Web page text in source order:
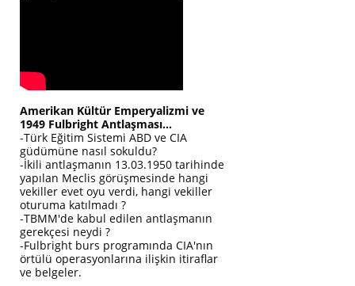
Amerikan Kültür Emperyalizmi ve
1949 Fulbright Antlaşması...
-Türk Eğitim Sistemi ABD ve CIA
güdümüne nasıl sokuldu?
-İkili antlaşmanın 13.03.1950 tarihinde
yapılan Meclis görüşmesinde hangi
vekiller evet oyu verdi, hangi vekiller
oturuma katılmadı ?
-TBMM'de kabul edilen antlaşmanın
gerekçesi neydi ?
-Fulbright burs programında CIA'nın
örtülü operasyonlarına ilişkin itiraflar
ve belgeler.